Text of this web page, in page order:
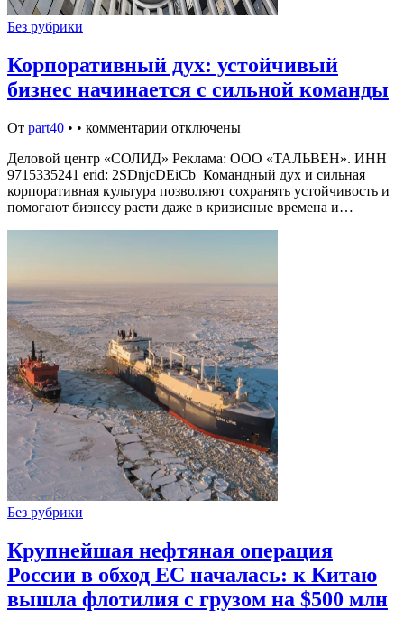
Без рубрики
Корпоративный дух: устойчивый
бизнес начинается с сильной команды
От part40 • • комментарии отключены
Деловой центр «СОЛИД» Реклама: ООО «ТАЛЬВЕН». ИНН
9715335241 erid: 2SDnjcDEiCb Командный дух и сильная
корпоративная культура позволяют сохранять устойчивость и
помогают бизнесу расти даже в кризисные времена и…
Без рубрики
Крупнейшая нефтяная операция
России в обход ЕС началась: к Китаю
вышла флотилия с грузом на $500 млн